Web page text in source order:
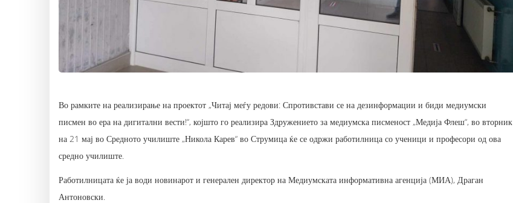
Во рамките на реализирање на проектот „Читај меѓу редови: Спротивстави се на дезинформации и биди медиумски
писмен во ера на дигитални вести!“, којшто го реализира Здружението за медиумска писменост „Медија Флеш“, во вторник
на 21 мај во Средното училиште „Никола Карев“ во Струмица ќе се одржи работилница со ученици и професори од ова
средно училиште.
Работилницата ќе ја води новинарот и генерален директор на Медиумската информативна агенција (МИА), Драган
Антоновски.